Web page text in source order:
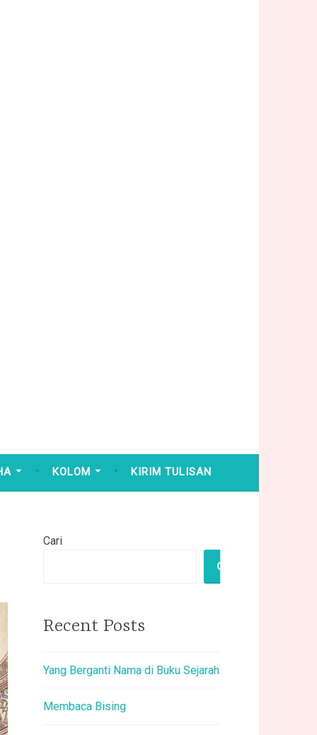
KOLOM KIRIM TULISAN
Cari
CARI
Recent Posts
Yang Berganti Nama di Buku Sejarah
Membaca Bising